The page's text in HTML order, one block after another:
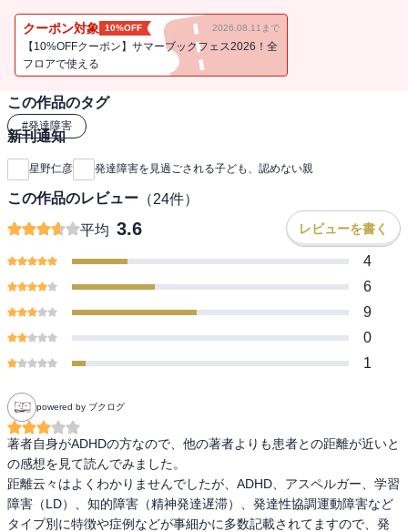
障害を見過ごされた子どもは引きこもりやニート、最悪の場合は犯
罪者になる可能性もある。どうすれば発達障害児を見抜き、完治で
きるのか。発達障害を克服して医師になった著者が、発達障害児の
クーポン対象 10%OFF 2026.08.11まで
【10%OFFクーポン】サマーブックフェス2026！全
フロアで使える
この作品のタグ
#発達障害
新刊通知
星野仁彦 発達障害を見過ごされる子ども、認めない親
この作品のレビュー （24件）
平均 3.6 レビューを書く
4
6
9
0
1
powered by ブクログ
著者自身がADHDの方なので、他の著者よりも患者との距離が近いと
の感想を見て読んでみました。
距離云々はよくわかりませんでしたが、ADHD、アスペルガー、学習
障害（LD）、知的障害（精神発達遅滞）、発達性協調運動障害など
タイプ別に特徴や症例などが事細かに多数記載されてますので、発